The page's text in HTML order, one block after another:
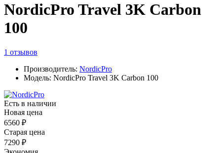
NordicPro Travel 3K Carbon
100
1 отзывов
Производитель: NordicPro
Модель: NordicPro Travel 3K Carbon 100
Есть в наличии
Новая цена
6560 ₽
Старая цена
7290 ₽